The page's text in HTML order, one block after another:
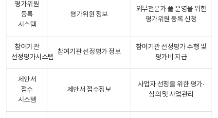
평가위원
등록
시스템
평가위원 정보
외부전문가 풀 운영을 위한
평가위원 등록 신청
참여기관
선정평가시스템
참여기관 선정평가 정보
참여기관 선정평가 수행 및
평가비 지급
제안서
접수
시스템
제안서 접수정보
사업자 선정을 위한 평가·
심의 및 사업관리